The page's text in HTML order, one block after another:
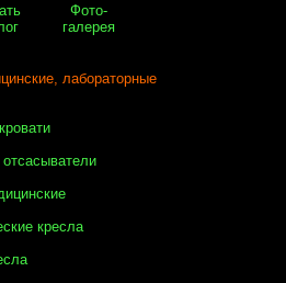
Фото-
галерея
лабораторные
кресла